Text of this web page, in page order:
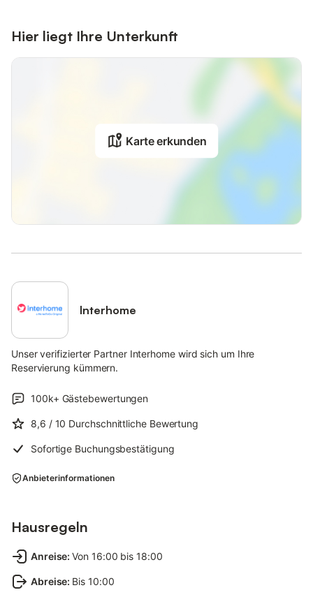
Hier liegt Ihre Unterkunft
Karte erkunden
Interhome
Unser verifizierter Partner Interhome wird sich um Ihre
Reservierung kümmern.
100k+ Gästebewertungen
8,6 / 10 Durchschnittliche Bewertung
Sofortige Buchungsbestätigung
Anbieterinformationen
Hausregeln
Anreise: Von 16:00 bis 18:00
Abreise: Bis 10:00